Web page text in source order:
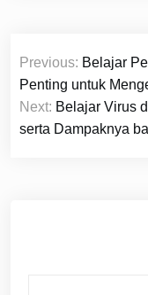
Navigasi
pos
Previous: Belajar
Penting untuk
Next: Belajar Virus
serta Dampaknya